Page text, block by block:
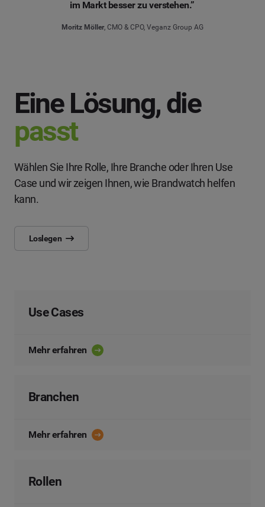
im Markt besser zu verstehen.”
Moritz Möller, CMO & CPO, Veganz Group AG
Eine Lösung, die
passt
Wählen Sie Ihre Rolle, Ihre Branche oder Ihren Use
Case und wir zeigen Ihnen, wie Brandwatch helfen
kann.
Loslegen
Use Cases
Mehr erfahren
Branchen
Mehr erfahren
Rollen